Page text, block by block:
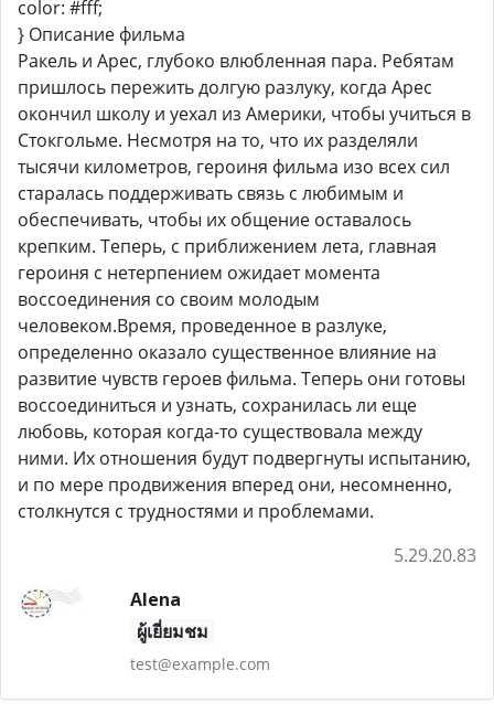
color: #fff;
} Описание фильма
Ракель и Арес, глубоко влюбленная пара. Ребятам
пришлось пережить долгую разлуку, когда Арес
окончил школу и уехал из Америки, чтобы учиться в
Стокгольме. Несмотря на то, что их разделяли
тысячи километров, героиня фильма изо всех сил
старалась поддерживать связь с любимым и
обеспечивать, чтобы их общение оставалось
крепким. Теперь, с приближением лета, главная
героиня с нетерпением ожидает момента
воссоединения со своим молодым
человеком.Время, проведенное в разлуке,
определенно оказало существенное влияние на
развитие чувств героев фильма. Теперь они готовы
воссоединиться и узнать, сохранилась ли еще
любовь, которая когда-то существовала между
ними. Их отношения будут подвергнуты испытанию,
и по мере продвижения вперед они, несомненно,
столкнутся с трудностями и проблемами.
5.29.20.83
Alena
ผู้เยี่ยมชม
test@example.com